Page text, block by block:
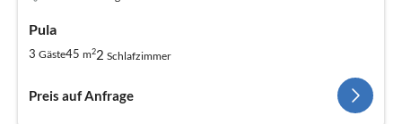
Pula
3 Gäste45 m22 Schlafzimmer
Preis auf Anfrage